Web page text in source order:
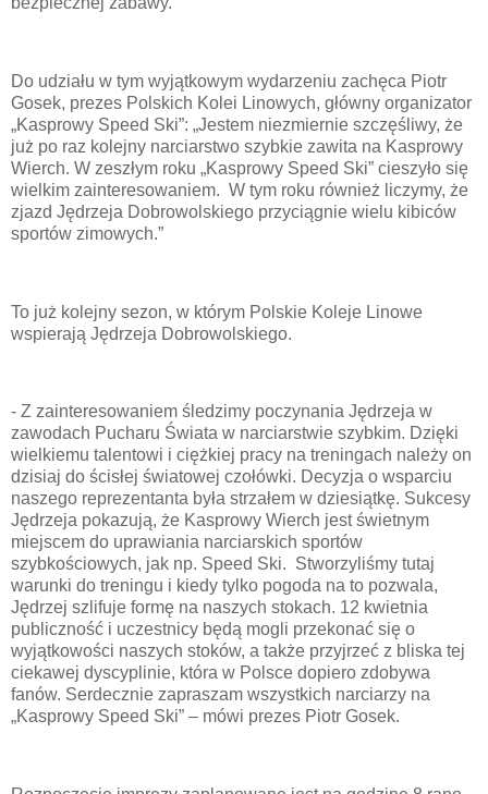
Do udziału w tym wyjątkowym wydarzeniu zachęca Piotr
Gosek, prezes Polskich Kolei Linowych, główny organizator
„Kasprowy Speed Ski”: „Jestem niezmiernie szczęśliwy, że
już po raz kolejny narciarstwo szybkie zawita na Kasprowy
Wierch. W zeszłym roku „Kasprowy Speed Ski” cieszyło się
wielkim zainteresowaniem. W tym roku również liczymy, że
zjazd Jędrzeja Dobrowolskiego przyciągnie wielu kibiców
sportów zimowych.”
To już kolejny sezon, w którym Polskie Koleje Linowe
wspierają Jędrzeja Dobrowolskiego.
- Z zainteresowaniem śledzimy poczynania Jędrzeja w
zawodach Pucharu Świata w narciarstwie szybkim. Dzięki
wielkiemu talentowi i ciężkiej pracy na treningach należy on
dzisiaj do ścisłej światowej czołówki. Decyzja o wsparciu
naszego reprezentanta była strzałem w dziesiątkę. Sukcesy
Jędrzeja pokazują, że Kasprowy Wierch jest świetnym
miejscem do uprawiania narciarskich sportów
szybkościowych, jak np. Speed Ski. Stworzyliśmy tutaj
warunki do treningu i kiedy tylko pogoda na to pozwala,
Jędrzej szlifuje formę na naszych stokach. 12 kwietnia
publiczność i uczestnicy będą mogli przekonać się o
wyjątkowości naszych stoków, a także przyjrzeć z bliska tej
ciekawej dyscyplinie, która w Polsce dopiero zdobywa
fanów. Serdecznie zapraszam wszystkich narciarzy na
„Kasprowy Speed Ski” – mówi prezes Piotr Gosek.